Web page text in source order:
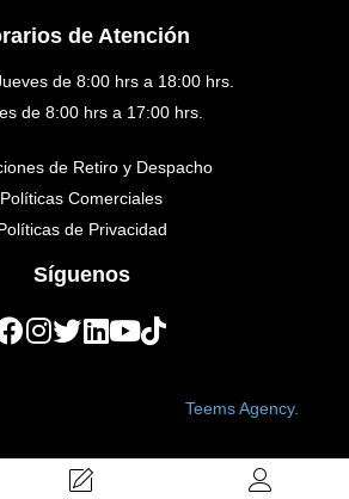
de Atención
de 8:00 hrs a 18:00 hrs.
de 8:00 hrs a 17:00 hrs.
de Retiro y Despacho
Políticas Comerciales
de Privacidad
Síguenos
Teems Agency.